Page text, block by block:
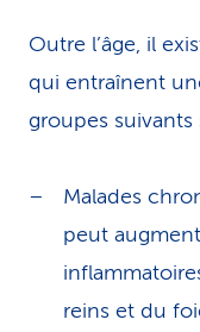
Outre l’âge, il
qui entraînent
groupes
Malades
peut
reins et du